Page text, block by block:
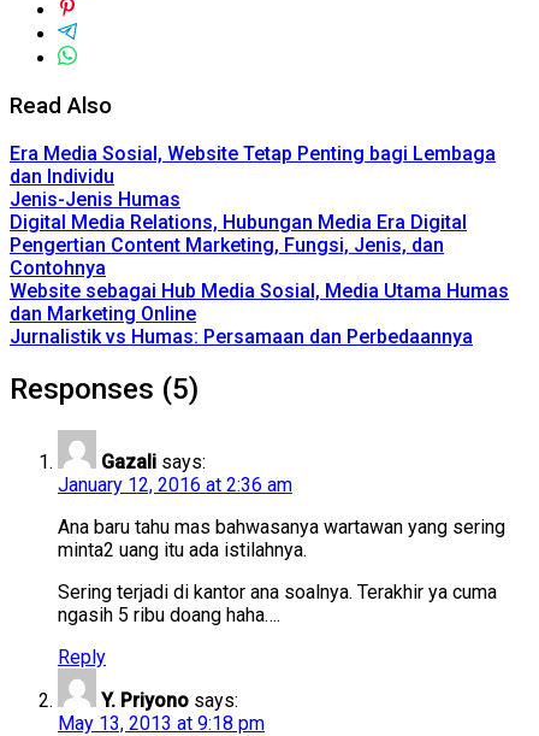
Read Also
Era Media Sosial, Website Tetap Penting bagi Lembaga
dan Individu
Jenis-Jenis Humas
Digital Media Relations, Hubungan Media Era Digital
Pengertian Content Marketing, Fungsi, Jenis, dan
Contohnya
Website sebagai Hub Media Sosial, Media Utama Humas
dan Marketing Online
Jurnalistik vs Humas: Persamaan dan Perbedaannya
Responses (5)
Gazali says:
January 12, 2016 at 2:36 am
Ana baru tahu mas bahwasanya wartawan yang sering
minta2 uang itu ada istilahnya.
Sering terjadi di kantor ana soalnya. Terakhir ya cuma
ngasih 5 ribu doang haha….
Reply
Y. Priyono says:
May 13, 2013 at 9:18 pm